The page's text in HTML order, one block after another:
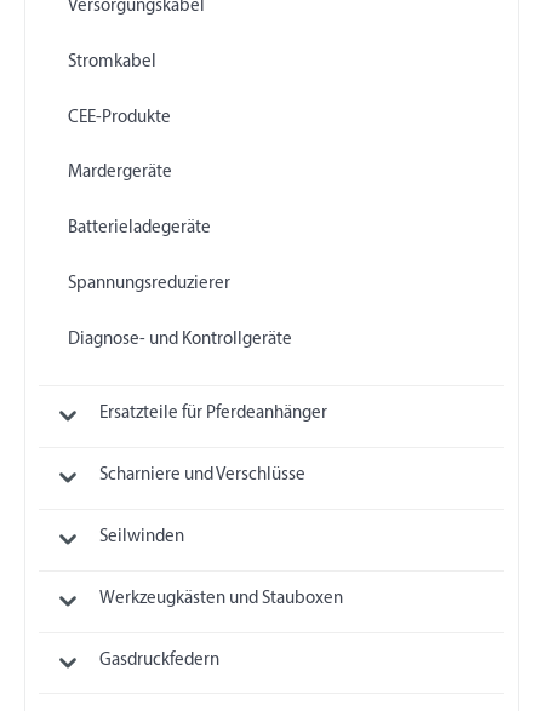
Versorgungskabel
Stromkabel
CEE-Produkte
Mardergeräte
Batterieladegeräte
Spannungsreduzierer
Diagnose- und Kontrollgeräte
Ersatzteile für Pferdeanhänger
Scharniere und Verschlüsse
Seilwinden
Werkzeugkästen und Stauboxen
Gasdruckfedern